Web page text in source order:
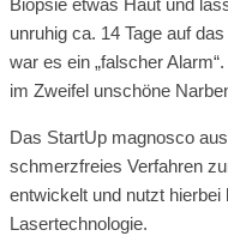
unruhig ca. 14 Tage auf
war es ein „falscher
im Zweifel unschöne
Das StartUp magnosco
schmerzfreies Verfahren
entwickelt und nutzt
Lasertechnologie.